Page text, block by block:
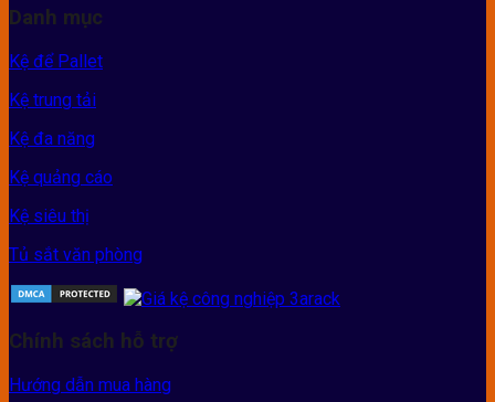
Danh mục
Kệ để Pallet
Kệ trung tải
Kệ đa năng
Kệ quảng cáo
Kệ siêu thị
Tủ sắt văn phòng
Chính sách hỗ trợ
Hướng dẫn mua hàng